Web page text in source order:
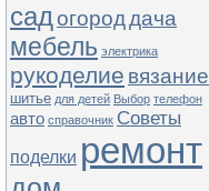
садогороддача
мебель электрика
рукоделие вязание
шитье для детей Выбор телефон
авто справочник Советы
поделки ремонт